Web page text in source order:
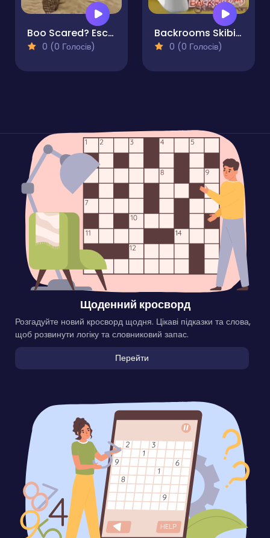
Boo Scared? Escape from Backrooms
0 (0 Голосів)
Backrooms Skibidi Toilet Terrors Huggy Wuggy
0 (0 Голосів)
Щоденний кросворд
Розгадуйте новий кросворд щодня. Цікаві підказки та слова,
щоб розвинути логіку та словниковий запас.
Перейти